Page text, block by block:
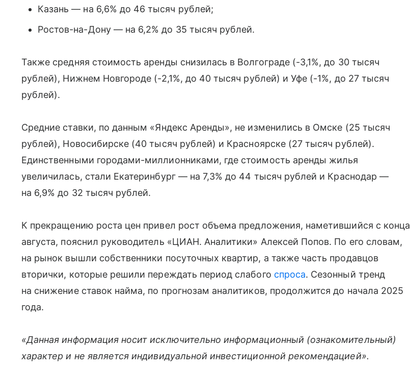
Казань — на 6,6% до 46 тысяч рублей;
Ростов-на-Дону — на 6,2% до 35 тысяч рублей.
Также средняя стоимость аренды снизилась в Волгограде (-3,1%, до 30 тысяч
рублей), Нижнем Новгороде (-2,1%, до 40 тысяч рублей) и Уфе (-1%, до 27 тысяч
рублей).
Средние ставки, по данным «Яндекс Аренды», не изменились в Омске (25 тысяч
рублей), Новосибирске (40 тысяч рублей) и Красноярске (27 тысяч рублей).
Единственными городами-миллионниками, где стоимость аренды жилья
увеличилась, стали Екатеринбург — на 7,3% до 44 тысяч рублей и Краснодар —
на 6,9% до 32 тысяч рублей.
К прекращению роста цен привел рост объема предложения, наметившийся с конца
августа, пояснил руководитель «ЦИАН. Аналитики» Алексей Попов. По его словам,
на рынок вышли собственники посуточных квартир, а также часть продавцов
вторички, которые решили переждать период слабого спроса. Сезонный тренд
на снижение ставок найма, по прогнозам аналитиков, продолжится до начала 2025
года.
«Данная информация носит исключительно информационный (ознакомительный)
характер и не является индивидуальной инвестиционной рекомендацией».